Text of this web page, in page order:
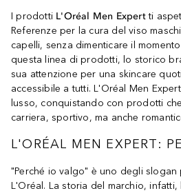
I prodotti L'Oréal Men Expertti
Referenze per la cura del viso
capelli, senza dimenticare il
questa linea di prodotti, lo storico
sua attenzione per una skincare
accessibile a tutti. L'Oréal Men
lusso, conquistando con prodotti
carriera, sportivo, ma anche
L'ORÉAL MEN EXPERT:
"Perché io valgo" è uno degli slogan
L'Oréal. La storia del marchio,